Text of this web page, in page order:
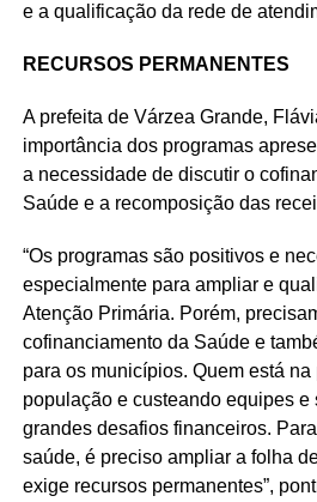
e a qualificação da rede de
RECURSOS PERMANENTES
A prefeita de Várzea Grande,
importância dos programas
a necessidade de discutir o
Saúde e a recomposição das
“Os programas são positivos e
especialmente para ampliar e
Atenção Primária. Porém,
cofinanciamento da Saúde e
para os municípios. Quem está
população e custeando equipes e
grandes desafios financeiros.
saúde, é preciso ampliar a folha
exige recursos permanentes”,